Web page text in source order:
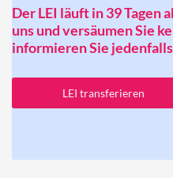
Der LEI läuft in 39 Tagen
uns und versäumen Sie
informieren Sie
LEI transferieren